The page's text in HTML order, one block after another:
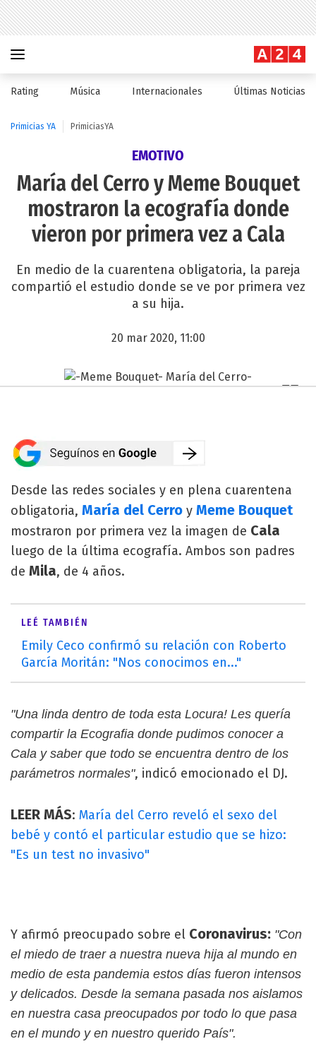
Rating Música Internacionales Últimas Noticias
Primicias YA PrimiciasYA
EMOTIVO
María del Cerro y Meme Bouquet
mostraron la ecografía donde
vieron por primera vez a Cala
En medio de la cuarentena obligatoria, la pareja
compartió el estudio donde se ve por primera vez
a su hija.
20 mar 2020, 11:00
Desde las redes sociales y en plena cuarentena
obligatoria, María del Cerro y Meme Bouquet
mostraron por primera vez la imagen de Cala
luego de la última ecografía. Ambos son padres
de Mila, de 4 años.
LEÉ TAMBIÉN
Emily Ceco confirmó su relación con Roberto
García Moritán: "Nos conocimos en..."
"Una linda dentro de toda esta Locura! Les quería
compartir la Ecografia donde pudimos conocer a
Cala y saber que todo se encuentra dentro de los
parámetros normales", indicó emocionado el DJ.
LEER MÁS: María del Cerro reveló el sexo del
bebé y contó el particular estudio que se hizo:
"Es un test no invasivo"
Y afirmó preocupado sobre el Coronavirus: "Con
el miedo de traer a nuestra nueva hija al mundo en
medio de esta pandemia estos días fueron intensos
y delicados. Desde la semana pasada nos aislamos
en nuestra casa preocupados por todo lo que pasa
en el mundo y en nuestro querido País".